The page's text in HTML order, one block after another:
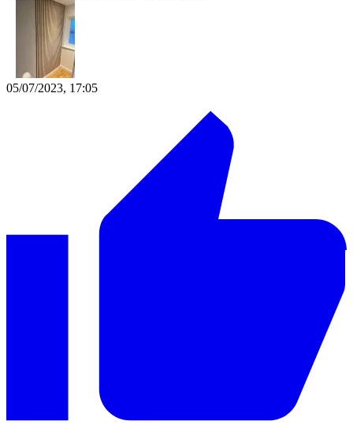
05/07/2023, 17:05